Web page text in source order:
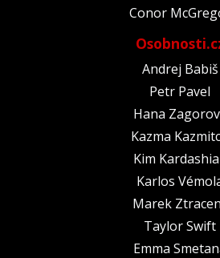
Conor
Andrej Babiš
Petr Pavel
Hana
Kazma
Kim
Karlos
Marek
Taylor Swift
Emma